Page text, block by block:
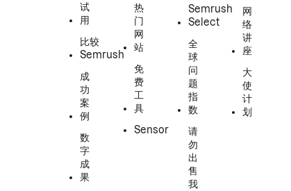
试
用
比较
Semrush
成
功
案
例
数
字
成
果
热
门
网
站
免
费
工
具
Sensor
Semrush
Select
全
球
问
题
指
数
请
勿
出
售
我
网
络
讲
座
大
使
计
划